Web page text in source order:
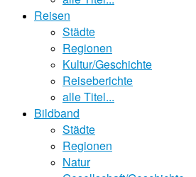
Reisen
Städte
Regionen
Kultur/Geschichte
Reiseberichte
alle Titel...
Bildband
Städte
Regionen
Natur